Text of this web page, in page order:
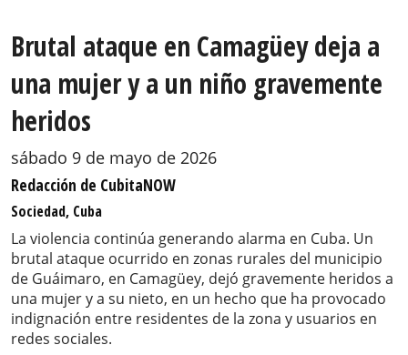
Brutal ataque en Camagüey deja a
una mujer y a un niño gravemente
heridos
sábado 9 de mayo de 2026
Redacción de CubitaNOW
Sociedad, Cuba
La violencia continúa generando alarma en Cuba. Un
brutal ataque ocurrido en zonas rurales del municipio
de Guáimaro, en Camagüey, dejó gravemente heridos a
una mujer y a su nieto, en un hecho que ha provocado
indignación entre residentes de la zona y usuarios en
redes sociales.